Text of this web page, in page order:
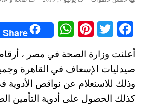
Fa
bo
ok
T
wi
tte
r
Pi
er
es
t
W
ha
ts
A
pp
Share
أعلنت وزارة الصحة في مصر ،
صيدليات الإسعاف في القاهرة
وذلك للاستعلام عن نواقص الأدوية
كذلك الحصول على أدوية التأمين